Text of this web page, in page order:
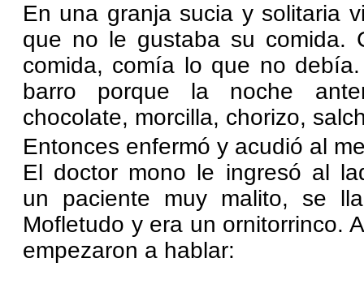
En una granja sucia y solitaria
que no le gustaba su comida.
comida, comía lo que no
barro porque la noche
chocolate, morcilla, chorizo,
Entonces enfermó y acudió al
El doctor mono le ingresó al
un paciente muy malito, se
Mofletudo y era un ornitorrinco.
empezaron a hablar: